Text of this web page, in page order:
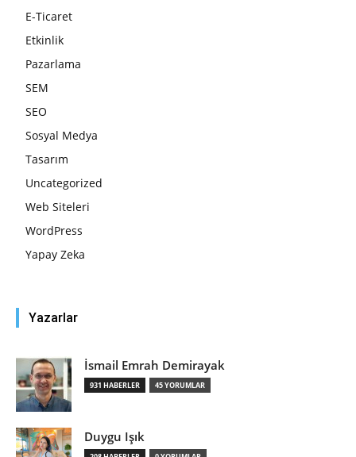
E-Ticaret
Etkinlik
Pazarlama
SEM
SEO
Sosyal Medya
Tasarım
Uncategorized
Web Siteleri
WordPress
Yapay Zeka
Yazarlar
İsmail Emrah Demirayak
931 HABERLER 45 YORUMLAR
Duygu Işık